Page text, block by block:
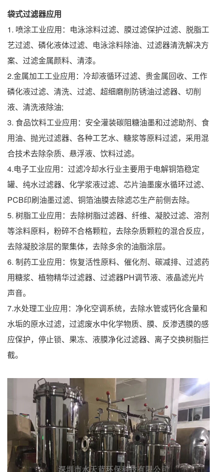
袋式过滤器应用
1. 喷涂工业应用：电泳涂料过滤、膜过滤保护过滤、脱脂工
艺过滤、磷化液体过滤、电泳涂料除油、过滤器清洗解决方
案、过滤金属颜料、清漆。
2.金属加工工业应用：冷却液循环过滤、贵金属回收、工作
磷化液过滤、清洗、过滤、超细磨削防锈油过滤器、切削
液、清洗液除油;
3. 食品饮料工业应用：安全灌装碳阻糖油墨和过滤助剂、食
用油、抛光过滤器、各种工艺水、糖浆等原料过滤，采用混
合技术去除杂质、悬浮液、饮料过滤。
4.电子工业应用：过滤冷却水行业主要用于电解铜箔稳定
罐、纯水过滤器、化学浆液过滤、芯片油墨废水循环过滤、
PCB印刷油墨过滤、铜箔油膜去除滤芯生产前侧去除。
5. 树脂工业应用：去除树脂过滤器、纤维、凝胶过滤、溶剂
等涂料原料，粉碎不合格颗粒，去除杂质颗粒的混合反应，
去除凝胶涂层的聚集体，去除多余的油脂涂层。
6. 制药工业应用：恢复活性原料、催化剂、碳减排、过滤药
用糖浆、植物精华过滤器、过滤器PH调节液、液晶滤光片
声音。
7.水处理工业应用：净化空调系统，去除水管或钙化含量和
水垢的原水过滤，过滤废水中化学物质、膜、反渗透膜的感
应保护，停止锁、果冻、液膜净化过滤器、离子交换树脂拦
截。